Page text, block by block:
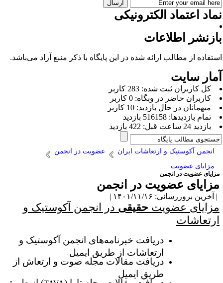
اعتماد الکترونیکی
اطلاعات
از مطالب ارائه شده در این پایگاه با ذکر منبع آزاد می‌باشد.
سایت
كل کاربران ثبت شده: 283 کاربر
کاربران حاضر در وبگاه: 0 کاربر
ميهمانان در حال بازديد: 10 کاربر
تمام بازديد‌ها: 516158 بازدید
بازديد 24 ساعت قبل: 422 بازدید
انجمن آکوستیک و ارتعاشات ایران
عضویت در انجمن
مزایای عضویت
عضویت در انجمن
عضویت در انجمن
بروزرسانی: ۱۴۰۱/۱۱/۱۶ |
عضویتحقیقیدر انجمن آکوستیک و
دریافت خبرنامه‌های انجمنآکوستیک و
ارتعاشات از طریق ایمیل
دریافت مقالات مجله صوت و ارتعاش از
طریق ایمیل